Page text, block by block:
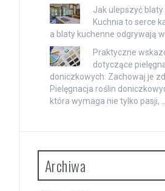
Jak ulepszyć blaty
Kuchnia to serce
a blaty kuchenne odgrywają w
Praktyczne
dotyczące
doniczkowych: Zachowaj je
Pielęgnacja roślin
która wymaga nie tylko pasji, …
Archiwa